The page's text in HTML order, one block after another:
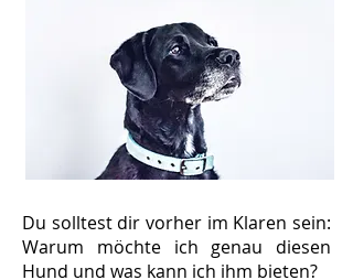
Du solltest dir vorher im Klaren sein:
Warum möchte ich genau diesen
Hund und was kann ich ihm bieten?